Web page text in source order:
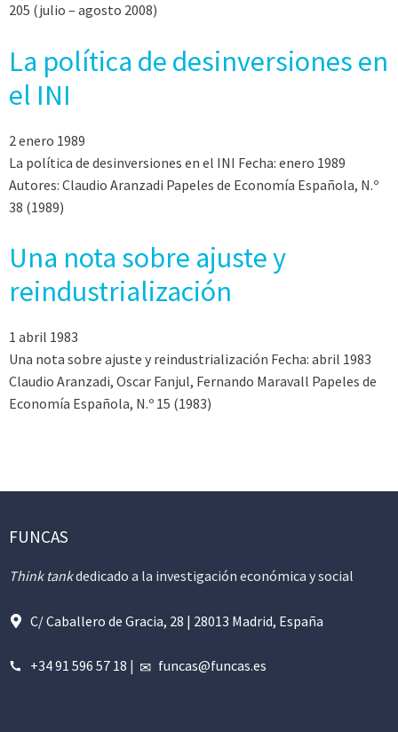
205 (julio – agosto 2008)
La política de desinversiones en
el INI
2 enero 1989
La política de desinversiones en el INI Fecha: enero 1989
Autores: Claudio Aranzadi Papeles de Economía Española, N.º
38 (1989)
Una nota sobre ajuste y
reindustrialización
1 abril 1983
Una nota sobre ajuste y reindustrialización Fecha: abril 1983
Claudio Aranzadi, Oscar Fanjul, Fernando Maravall Papeles de
Economía Española, N.º 15 (1983)
FUNCAS
Think tankdedicado a la investigación económica y social
C/ Caballero de Gracia, 28 | 28013 Madrid, España
+34 91 596 57 18 | funcas@funcas.es